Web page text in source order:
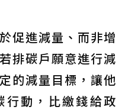
促進減量、而非增
排碳戶願意進行減
的減量目標，讓他
行動，比繳錢給政